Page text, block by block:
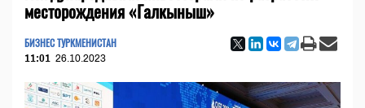
месторождения «Галкыныш»
БИЗНЕС ТУРКМЕНИСТАН
11:01 26.10.2023